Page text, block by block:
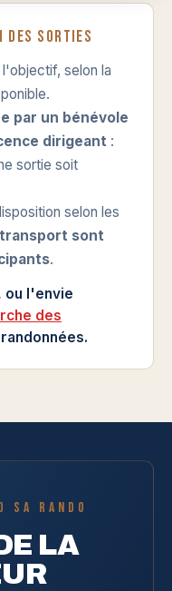
des sorties
selon la
par un bénévole
dirigeant :
sortie soit
selon les
sont
.
ou l'envie
des
SA RANDO
LA